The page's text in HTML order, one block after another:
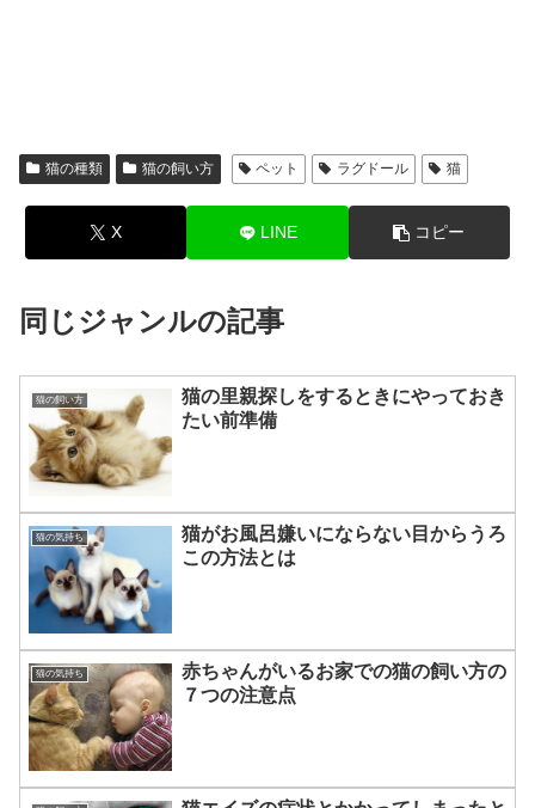
猫の種類 猫の飼い方 ペット ラグドール 猫
X LINE コピー
同じジャンルの記事
猫の飼い方
猫の里親探しをするときにやっておき
たい前準備
猫の気持ち
猫がお風呂嫌いにならない目からうろ
この方法とは
猫の気持ち
赤ちゃんがいるお家での猫の飼い方の
７つの注意点